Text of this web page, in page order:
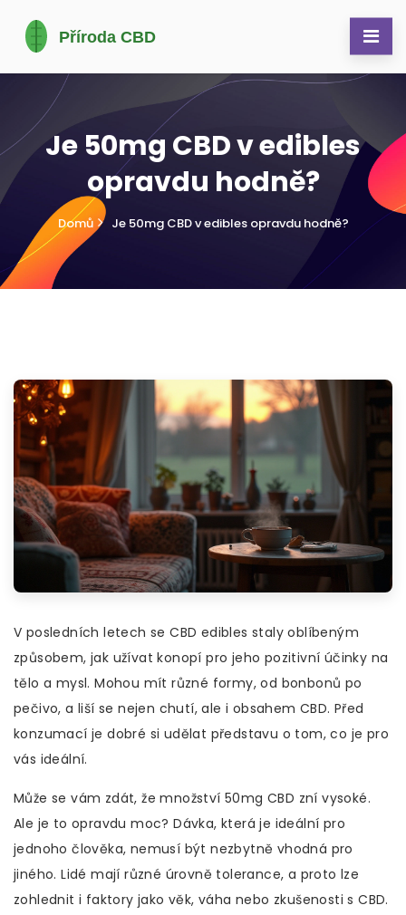
Je 50mg CBD v edibles
opravdu hodně?
Domů Je 50mg CBD v edibles opravdu hodně?
V posledních letech se CBD edibles staly oblíbeným
způsobem, jak užívat konopí pro jeho pozitivní účinky na
tělo a mysl. Mohou mít různé formy, od bonbonů po
pečivo, a liší se nejen chutí, ale i obsahem CBD. Před
konzumací je dobré si udělat představu o tom, co je pro
vás ideální.
Může se vám zdát, že množství 50mg CBD zní vysoké.
Ale je to opravdu moc? Dávka, která je ideální pro
jednoho člověka, nemusí být nezbytně vhodná pro
jiného. Lidé mají různé úrovně tolerance, a proto lze
zohlednit i faktory jako věk, váha nebo zkušenosti s CBD.